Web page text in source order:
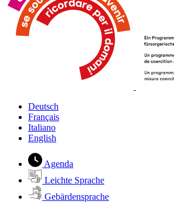
Deutsch
Français
Italiano
English
Agenda
Leichte Sprache
Gebärdensprache